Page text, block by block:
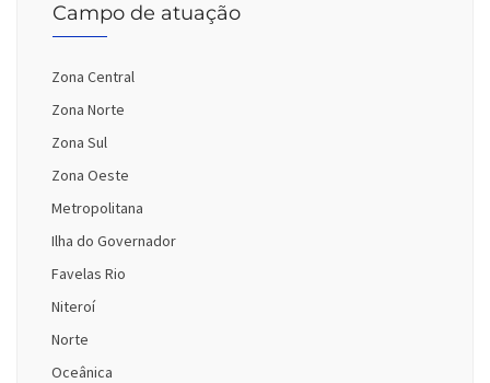
Campo de atuação
Zona Central
Zona Norte
Zona Sul
Zona Oeste
Metropolitana
Ilha do Governador
Favelas Rio
Niteroí
Norte
Oceânica